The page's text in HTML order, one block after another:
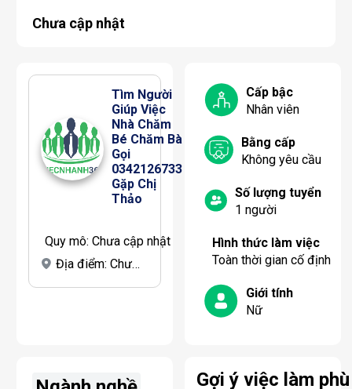
Chưa cập nhật
Tìm Người
Giúp Việc
Nhà Chăm
Bé Chăm Bà
Gọi
0342126733
Gặp Chị
Thảo
Quy mô:Chưa cập nhật
Địa điểm: Chưa cập nhật
Cấp bậc
Nhân viên
Bằng cấp
Không yêu cầu
Số lượng tuyển
1 người
Hình thức làm việc
Toàn thời gian cố định
Giới tính
Nữ
Gợi ý việc làm